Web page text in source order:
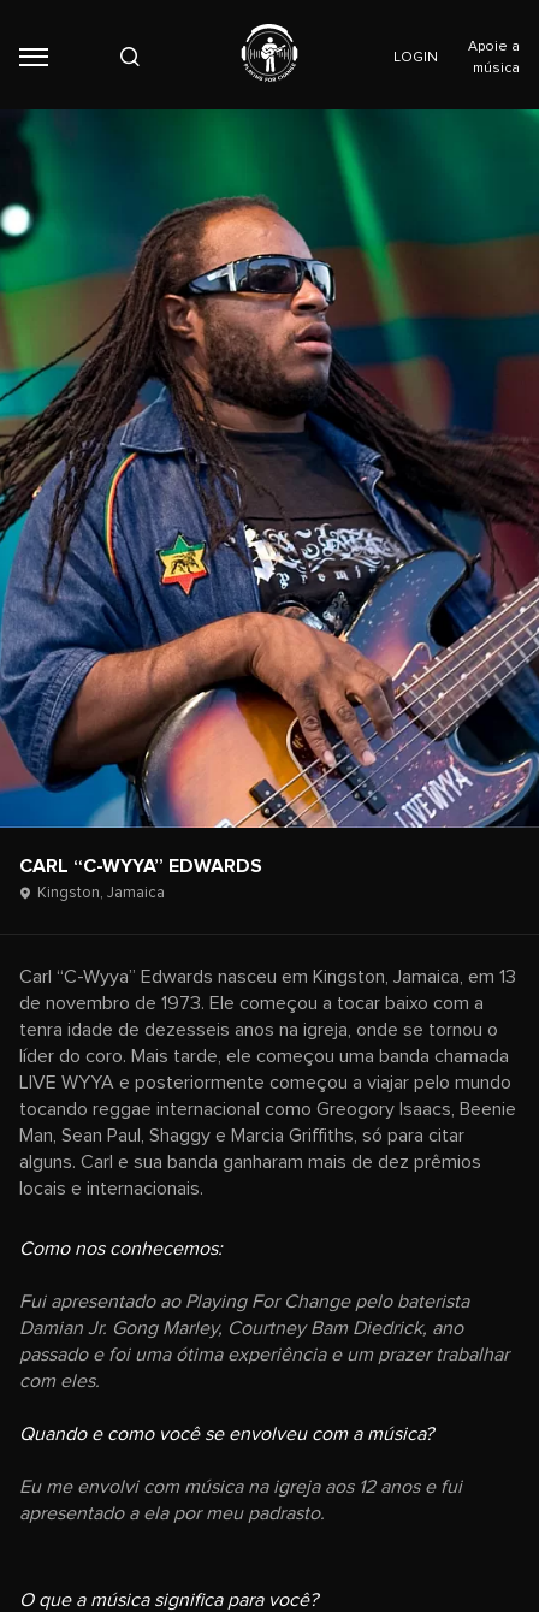
LOGIN
Apoie a
música
CARL “C-WYYA” EDWARDS
Kingston, Jamaica
Carl “C-Wyya” Edwards nasceu em Kingston, Jamaica, em 13
de novembro de 1973. Ele começou a tocar baixo com a
tenra idade de dezesseis anos na igreja, onde se tornou o
líder do coro. Mais tarde, ele começou uma banda chamada
LIVE WYYA e posteriormente começou a viajar pelo mundo
tocando reggae internacional como Greogory Isaacs, Beenie
Man, Sean Paul, Shaggy e Marcia Griffiths, só para citar
alguns. Carl e sua banda ganharam mais de dez prêmios
locais e internacionais.
Como nos conhecemos:
Fui apresentado ao Playing For Change pelo baterista
Damian Jr. Gong Marley, Courtney Bam Diedrick, ano
passado e foi uma ótima experiência e um prazer trabalhar
com eles.
Quando e como você se envolveu com a música?
Eu me envolvi com música na igreja aos 12 anos e fui
apresentado a ela por meu padrasto.
O que a música significa para você?